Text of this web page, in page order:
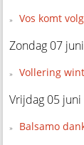
Vos komt
Zondag 07
Vollering
Vrijdag 05
Balsamo